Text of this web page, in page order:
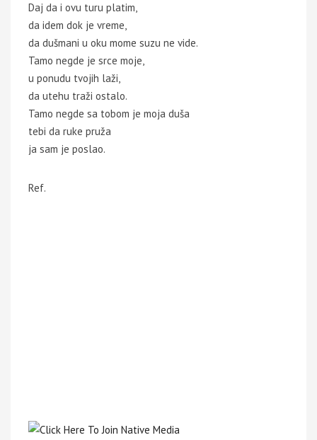
Daj da i ovu turu platim,
da idem dok je vreme,
da dušmani u oku mome suzu ne vide.
Tamo negde je srce moje,
u ponudu tvojih laži,
da utehu traži ostalo.
Tamo negde sa tobom je moja duša
tebi da ruke pruža
ja sam je poslao.
Ref.